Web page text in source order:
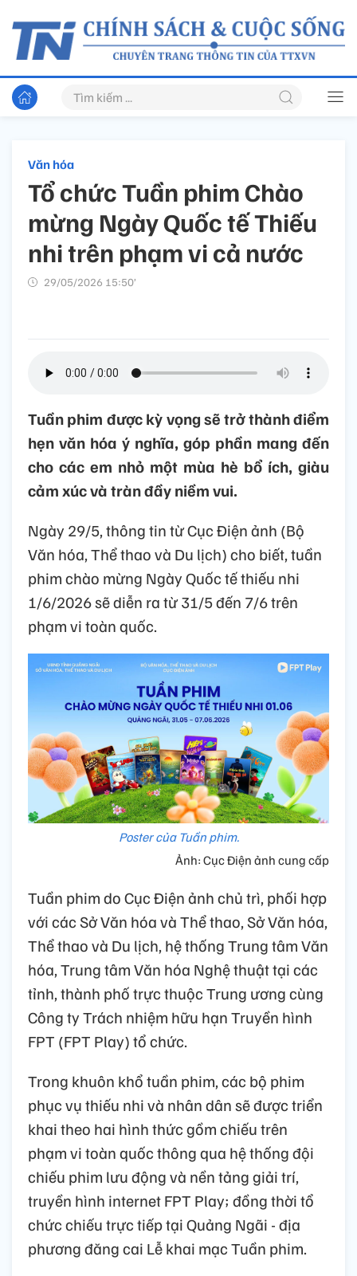
Văn hóa
Tổ chức Tuần phim Chào
mừng Ngày Quốc tế Thiếu
nhi trên phạm vi cả nước
29/05/2026 15:50’
Tuần phim được kỳ vọng sẽ trở thành điểm
hẹn văn hóa ý nghĩa, góp phần mang đến
cho các em nhỏ một mùa hè bổ ích, giàu
cảm xúc và tràn đầy niềm vui.
Ngày 29/5, thông tin từ Cục Điện ảnh (Bộ
Văn hóa, Thể thao và Du lịch) cho biết, tuần
phim chào mừng Ngày Quốc tế thiếu nhi
1/6/2026 sẽ diễn ra từ 31/5 đến 7/6 trên
phạm vi toàn quốc.
Poster của Tuần phim.
Ảnh: Cục Điện ảnh cung cấp
Tuần phim do Cục Điện ảnh chủ trì, phối hợp
với các Sở Văn hóa và Thể thao, Sở Văn hóa,
Thể thao và Du lịch, hệ thống Trung tâm Văn
hóa, Trung tâm Văn hóa Nghệ thuật tại các
tỉnh, thành phố trực thuộc Trung ương cùng
Công ty Trách nhiệm hữu hạn Truyền hình
FPT (FPT Play) tổ chức.
Trong khuôn khổ tuần phim, các bộ phim
phục vụ thiếu nhi và nhân dân sẽ được triển
khai theo hai hình thức gồm chiếu trên
phạm vi toàn quốc thông qua hệ thống đội
chiếu phim lưu động và nền tảng giải trí,
truyền hình internet FPT Play; đồng thời tổ
chức chiếu trực tiếp tại Quảng Ngãi - địa
phương đăng cai Lễ khai mạc Tuần phim.